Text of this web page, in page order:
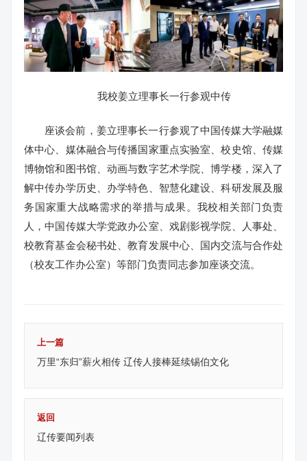
我校姜立理事长一行参观中传
座谈会前，姜立理事长一行参观了中国传媒大学融媒
体中心、媒体融合与传播国家重点实验室、校史馆、传媒
博物馆和图书馆、动画与数字艺术学院、博学楼，深入了
解中传办学历史、办学特色、智慧化建设、科研发展及服
务国家重大战略需求的举措与成果。我校相关部门负责
人，中国传媒大学党政办公室、戏剧影视学院、人事处、
校教育基金会秘书处、教育发展中心、国内交流与合作处
（校友工作办公室）等部门负责同志参加座谈交流。
上一篇
万里“东归”薪火相传 辽传人接棒延续锡伯文化
返回
辽传要闻列表